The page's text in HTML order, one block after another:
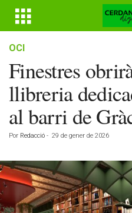
OCI
Finestres
llibreria
al barri de
Por Redacció - 29 de gener de 2026